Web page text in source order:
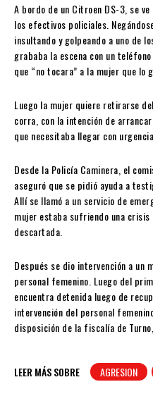
A bordo de un Citroen DS-3, se
los efectivos policiales.
insultando y golpeando a uno de
grababa la escena con un
que “no tocara” a la mujer que lo
Luego la mujer quiere retirarse
corra, con la intención de
que necesitaba llegar con
Desde la Policía Caminera, el
aseguró que se pidió ayuda a
Allí se llamó a un servicio de
mujer estaba sufriendo una crisis
descartada.
Después se dio intervención a un
personal femenino. Luego del
encuentra detenida luego de
intervención del personal
disposición de la fiscalía de
LEER MÁS SOBRE AGRESION